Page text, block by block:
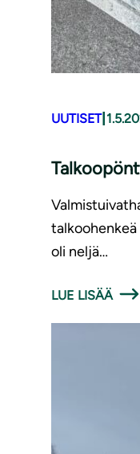
UUTISET|
oli neljä…
LUE LISÄÄ